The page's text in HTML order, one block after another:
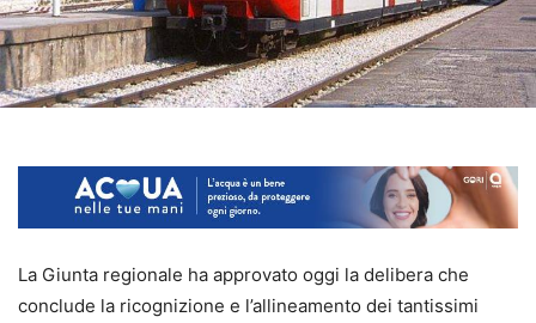
La Giunta regionale ha approvato oggi la delibera che
conclude la ricognizione e l’allineamento dei tantissimi